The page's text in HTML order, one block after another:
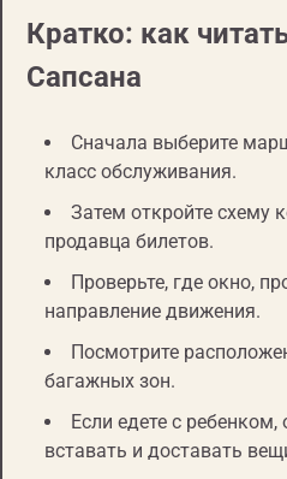
Кратко: как
Сапсана
Сначала выберите
класс обслуживания.
Затем откройте схему
продавца билетов.
Проверьте, где окно,
направление движения.
Посмотрите
багажных зон.
Если едете с ребенком,
вставать и доставать